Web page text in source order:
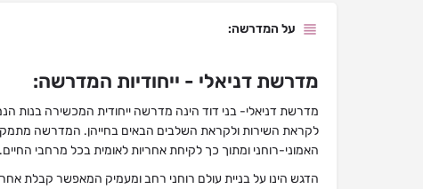
על המדרשה:
מדרשת דניאלי - ייחודיות המדרשה:
מדרשת דניאלי- בני דוד הינה מדרשה ייחודית המכשירה בנות
לקראת השירות ולקראת השלבים הבאים בחייהן. המדרשה
האמוני-רוחני ומתוך כך לקיחת אחריות לאומית בכל מרחבי החיים.
הדגש הינו על בניית עולם רוחני רחב ומעמיק המאפשר קבלת